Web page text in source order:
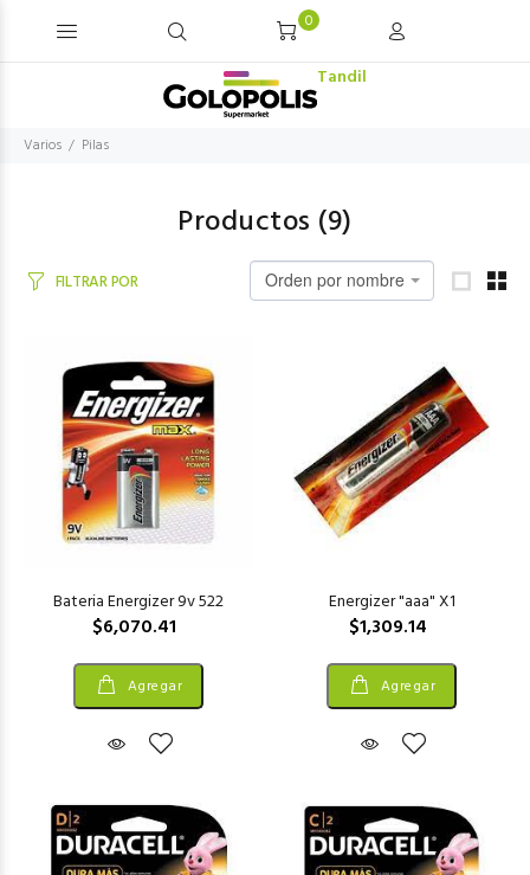
0
Tandil
Varios Pilas
Productos (9)
FILTRAR POR Orden por nombre
Bateria Energizer 9v 522
$6,070.41
Agregar
Energizer "aaa" X1
$1,309.14
Agregar